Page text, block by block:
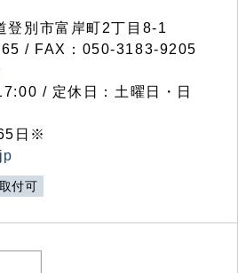
登別市富岸町2丁目 8-1
/ FAX：050-3183-9205
/ 定休日：土曜日・日
日※
付可